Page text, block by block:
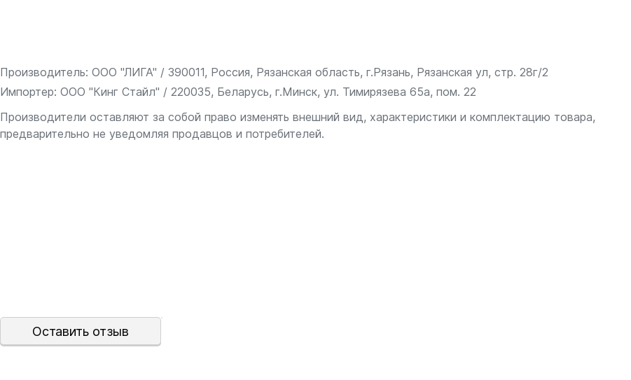
Производитель: ООО "ЛИГА" / 390011, Россия, Рязанская область, г.Рязань, Рязанская ул, стр. 28г/2
Импортер: ООО "Кинг Стайл" / 220035, Беларусь, г.Минск, ул. Тимирязева 65а, пом. 22
Производители оставляют за собой право изменять внешний вид, характеристики и комплектацию товара,
предварительно не уведомляя продавцов и потребителей.
Оставить отзыв